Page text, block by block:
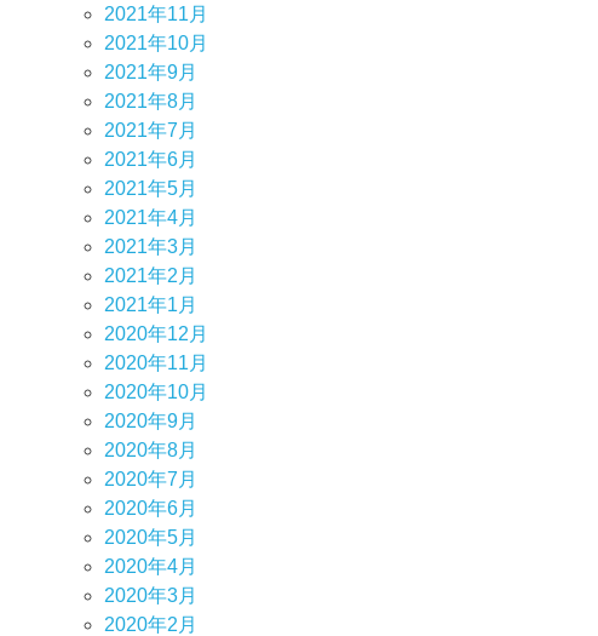
2021年11月
2021年10月
2021年9月
2021年8月
2021年7月
2021年6月
2021年5月
2021年4月
2021年3月
2021年2月
2021年1月
2020年12月
2020年11月
2020年10月
2020年9月
2020年8月
2020年7月
2020年6月
2020年5月
2020年4月
2020年3月
2020年2月